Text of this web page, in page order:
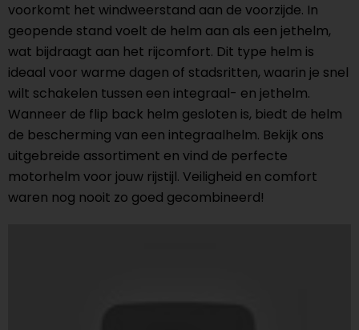
voorkomt het windweerstand aan de voorzijde. In
geopende stand voelt de helm aan als een jethelm,
wat bijdraagt aan het rijcomfort. Dit type helm is
ideaal voor warme dagen of stadsritten, waarin je snel
wilt schakelen tussen een integraal- en jethelm.
Wanneer de flip back helm gesloten is, biedt de helm
de bescherming van een integraalhelm. Bekijk ons
uitgebreide assortiment en vind de perfecte
motorhelm voor jouw rijstijl. Veiligheid en comfort
waren nog nooit zo goed gecombineerd!